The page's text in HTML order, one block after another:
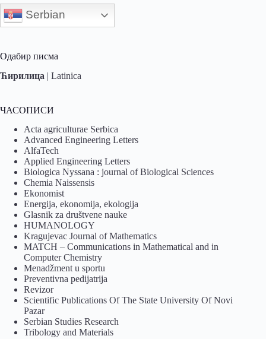
Serbian
Одабир писма
Ћирилица | Latinica
ЧАСОПИСИ
Acta agriculturae Serbica
Advanced Engineering Letters
AlfaTech
Applied Engineering Letters
Biologica Nyssana : journal of Biological Sciences
Chemia Naissensis
Ekonomist
Energija, ekonomija, ekologija
Glasnik za društvene nauke
HUMANOLOGY
Kragujevac Journal of Mathematics
MATCH – Communications in Mathematical and in
Computer Chemistry
Menadžment u sportu
Preventivna pedijatrija
Revizor
Scientific Publications Of The State University Of Novi
Pazar
Serbian Studies Research
Tribology and Materials